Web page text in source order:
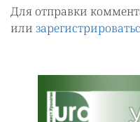
Для отправки
или